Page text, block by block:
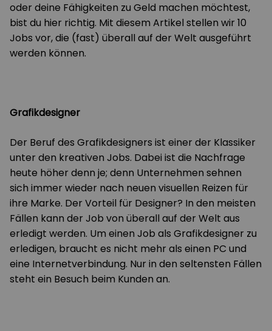
oder deine Fähigkeiten zu Geld machen möchtest,
bist du hier richtig. Mit diesem Artikel stellen wir 10
Jobs vor, die (fast) überall auf der Welt ausgeführt
werden können.
Grafikdesigner
Der Beruf des Grafikdesigners ist einer der Klassiker
unter den kreativen Jobs. Dabei ist die Nachfrage
heute höher denn je; denn Unternehmen sehnen
sich immer wieder nach neuen visuellen Reizen für
ihre Marke. Der Vorteil für Designer? In den meisten
Fällen kann der Job von überall auf der Welt aus
erledigt werden. Um einen Job als Grafikdesigner zu
erledigen, braucht es nicht mehr als einen PC und
eine Internetverbindung. Nur in den seltensten Fällen
steht ein Besuch beim Kunden an.